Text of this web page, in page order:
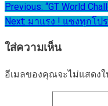
แนะแนว
เรื่อง
Previous: “GT World
Next: มาแรง ! แซงทุกโป
ใส่ความเห็น
อีเมลของคุณจะไม่แสดง